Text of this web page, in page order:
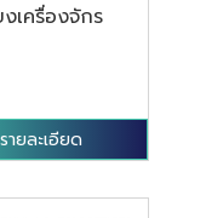
เครื่องจักร
ายละเอียด